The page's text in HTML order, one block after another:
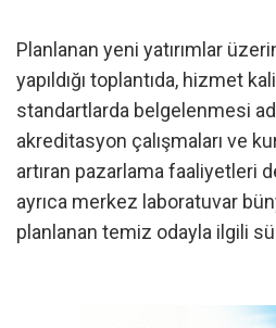
Planlanan yeni yatırımlar
yapıldığı toplantıda, hizmet
standartlarda belgelenmesi
akreditasyon çalışmaları ve
artıran pazarlama faaliyetleri
ayrıca merkez laboratuvar
planlanan temiz odayla ilgili